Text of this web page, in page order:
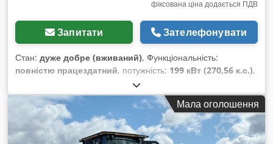
фіксована ціна додається ПДВ
Запитати Зателефонувати
Стан: дуже добре (вживаний), Функціональність:
повністю працездатний, потужність: 199 кВт (270,56 к.с.),
37 000 кг
виготовлення:2006, номер машини/транспортного засобу:
CAT 0330DJGGE00237
, Машина в чудовому
функціональному стані. Chodpfxoylma He An Isa
Мала оголошення